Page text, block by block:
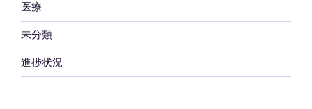
医療
未分類
進捗状況